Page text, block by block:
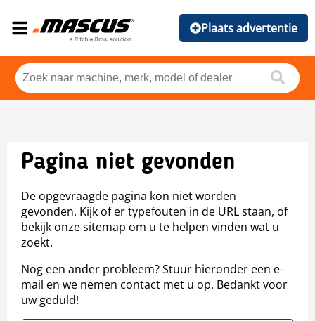
Plaats advertentie
Pagina niet gevonden
De opgevraagde pagina kon niet worden
gevonden. Kijk of er typefouten in de URL staan, of
bekijk onze sitemap om u te helpen vinden wat u
zoekt.
Nog een ander probleem? Stuur hieronder een e-
mail en we nemen contact met u op. Bedankt voor
uw geduld!